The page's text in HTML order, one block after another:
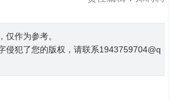
仅作为参考。
侵犯了您的版权，请联系1943759704@q